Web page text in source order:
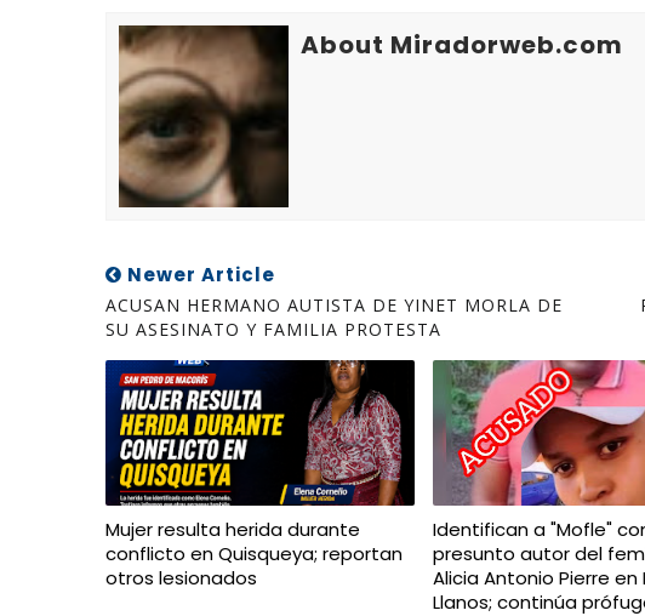
About Miradorweb.com
Newer Article
ACUSAN HERMANO AUTISTA DE YINET MORLA DE
SU ASESINATO Y FAMILIA PROTESTA
Mujer resulta herida durante
conflicto en Quisqueya; reportan
otros lesionados
Identifican a "Mofle"
presunto autor del
Alicia Antonio Pierre en
Llanos; continúa